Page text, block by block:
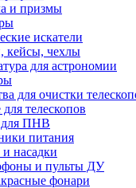
и призмы
искатели
кейсы, чехлы
для астрономии
для очистки
для телескопов
для ПНВ
питания
насадки
и пульты ДУ
фонари